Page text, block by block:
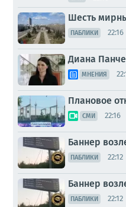
Шесть
ПАБЛИКИ 22:16
Диана
МНЕНИЯ
Плановое
СМИ 22:16
Баннер
ПАБЛИКИ 22:12
Баннер
ПАБЛИКИ 22:12